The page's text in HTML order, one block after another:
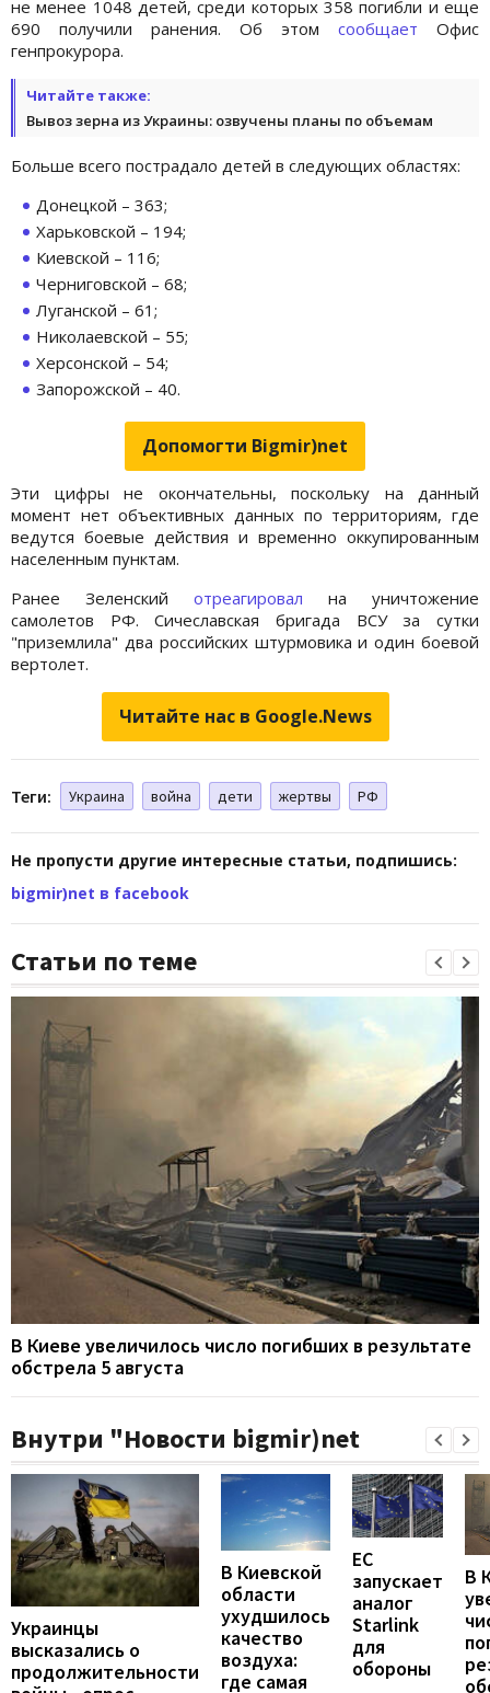
не менее 1048 детей, среди которых 358 погибли и еще
690 получили ранения. Об этом сообщает Офис
генпрокурора.
Читайте также:
Вывоз зерна из Украины: озвучены планы по объемам
Больше всего пострадало детей в следующих областях:
Донецкой – 363;
Харьковской – 194;
Киевской – 116;
Черниговской – 68;
Луганской – 61;
Николаевской – 55;
Херсонской – 54;
Запорожской – 40.
Допомогти Bigmir)net
Эти цифры не окончательны, поскольку на данный
момент нет объективных данных по территориям, где
ведутся боевые действия и временно оккупированным
населенным пунктам.
Ранее Зеленский отреагировал на уничтожение
самолетов РФ. Сичеславская бригада ВСУ за сутки
"приземлила" два российских штурмовика и один боевой
вертолет.
Читайте нас в Google.News
Теги: Украина война дети жертвы РФ
Не пропусти другие интересные статьи, подпишись:
bigmir)net в facebook
Статьи по теме
В Киеве увеличилось число погибших в результате
обстрела 5 августа
Внутри "Новости bigmir)net
Украинцы
высказались о
продолжительности
В Киевской
области
ухудшилось
качество
воздуха:
где самая
ЕС
запускает
аналог
Starlink
для
обороны
В